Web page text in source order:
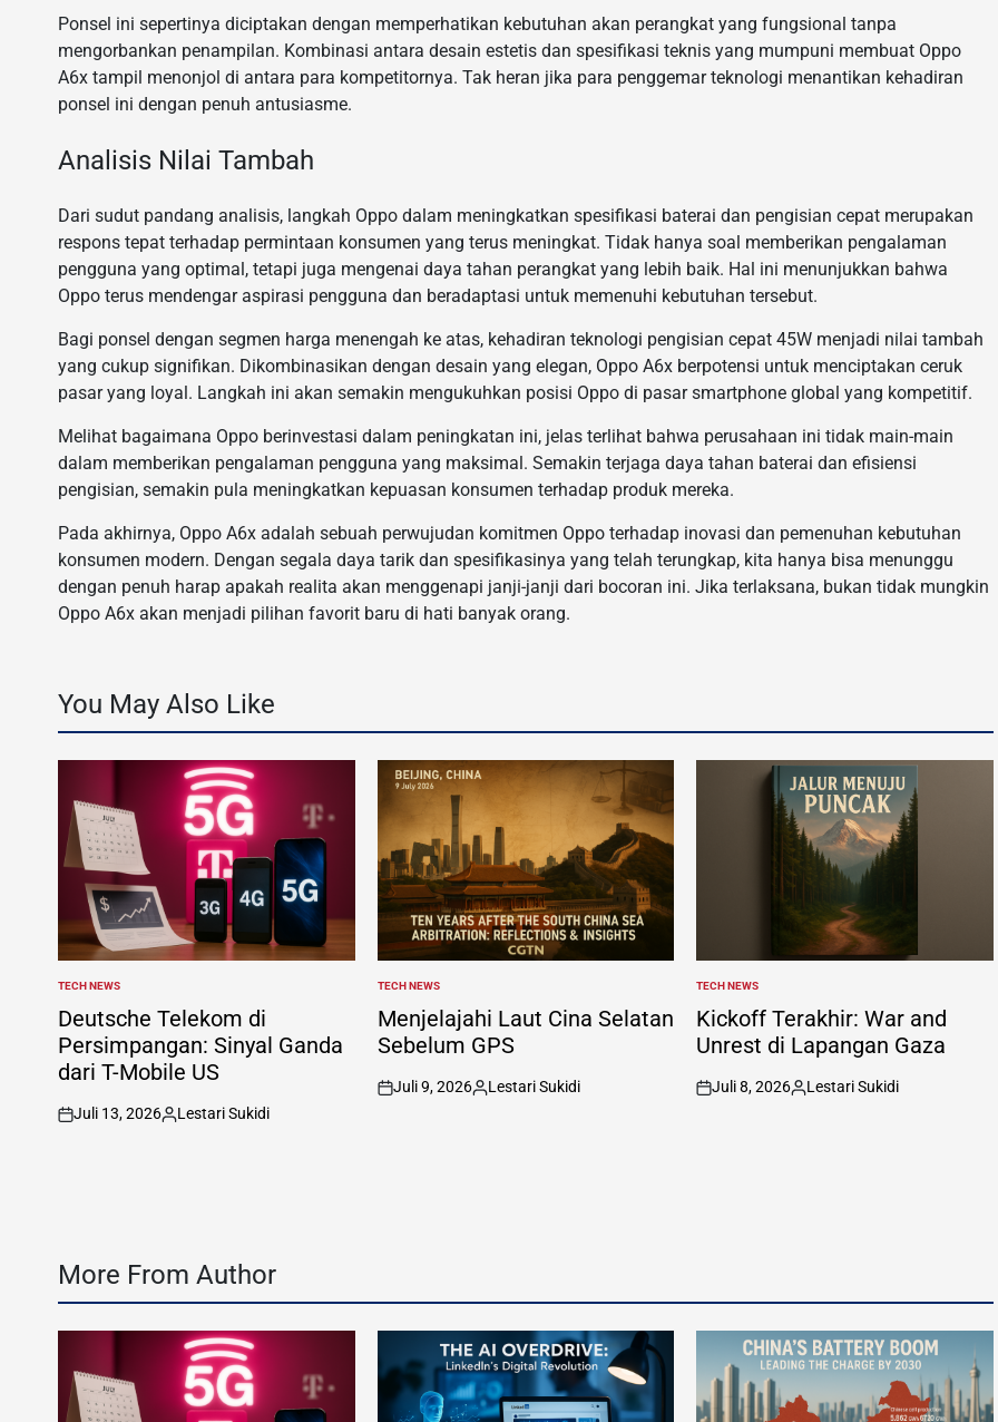
Ponsel ini sepertinya diciptakan dengan memperhatikan kebutuhan akan perangkat yang fungsional tanpa
mengorbankan penampilan. Kombinasi antara desain estetis dan spesifikasi teknis yang mumpuni membuat Oppo
A6x tampil menonjol di antara para kompetitornya. Tak heran jika para penggemar teknologi menantikan kehadiran
ponsel ini dengan penuh antusiasme.
Analisis Nilai Tambah
Dari sudut pandang analisis, langkah Oppo dalam meningkatkan spesifikasi baterai dan pengisian cepat merupakan
respons tepat terhadap permintaan konsumen yang terus meningkat. Tidak hanya soal memberikan pengalaman
pengguna yang optimal, tetapi juga mengenai daya tahan perangkat yang lebih baik. Hal ini menunjukkan bahwa
Oppo terus mendengar aspirasi pengguna dan beradaptasi untuk memenuhi kebutuhan tersebut.
Bagi ponsel dengan segmen harga menengah ke atas, kehadiran teknologi pengisian cepat 45W menjadi nilai tambah
yang cukup signifikan. Dikombinasikan dengan desain yang elegan, Oppo A6x berpotensi untuk menciptakan ceruk
pasar yang loyal. Langkah ini akan semakin mengukuhkan posisi Oppo di pasar smartphone global yang kompetitif.
Melihat bagaimana Oppo berinvestasi dalam peningkatan ini, jelas terlihat bahwa perusahaan ini tidak main-main
dalam memberikan pengalaman pengguna yang maksimal. Semakin terjaga daya tahan baterai dan efisiensi
pengisian, semakin pula meningkatkan kepuasan konsumen terhadap produk mereka.
Pada akhirnya, Oppo A6x adalah sebuah perwujudan komitmen Oppo terhadap inovasi dan pemenuhan kebutuhan
konsumen modern. Dengan segala daya tarik dan spesifikasinya yang telah terungkap, kita hanya bisa menunggu
dengan penuh harap apakah realita akan menggenapi janji-janji dari bocoran ini. Jika terlaksana, bukan tidak mungkin
Oppo A6x akan menjadi pilihan favorit baru di hati banyak orang.
You May Also Like
POSTED
IN
TECH NEWS
Deutsche Telekom di
Persimpangan: Sinyal Ganda
dari T-Mobile US
on
Juli 13, 2026
Posted
Lestari Sukidi
POSTED
IN
TECH NEWS
Menjelajahi Laut Cina Selatan
Sebelum GPS
on
Juli 9, 2026
Posted
Lestari Sukidi
POSTED
IN
TECH NEWS
Kickoff Terakhir: War and
Unrest di Lapangan Gaza
on
Juli 8, 2026
Posted
Lestari Sukidi
More From Author